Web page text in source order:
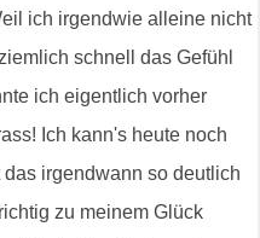
ich irgendwie alleine nicht
schnell das Gefühl
ich eigentlich vorher
Ich kann's heute noch
irgendwann so deutlich
zu meinem Glück